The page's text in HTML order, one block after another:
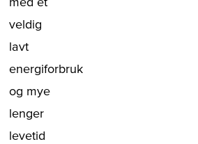
veldig
lavt
energiforbruk
og mye
lenger
levetid